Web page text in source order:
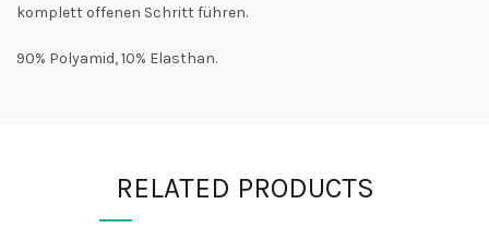
komplett offenen Schritt führen.
90% Polyamid, 10% Elasthan.
RELATED PRODUCTS